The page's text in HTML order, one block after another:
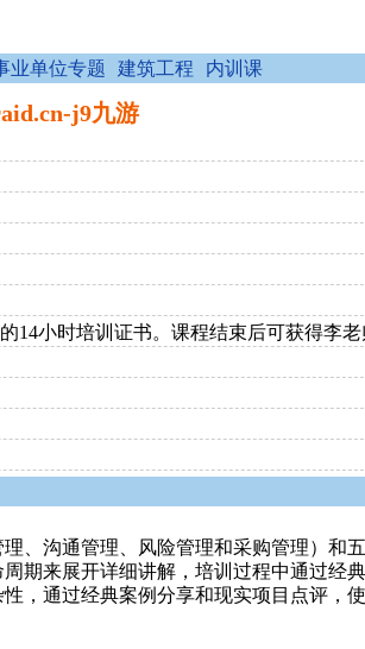
业单位专题 建筑工程 内训课
j9九游
14小时培训证书。课程结束后可获得李老
、沟通管理、风险管理和采购管理）和
期来展开详细讲解，培训过程中通过经
，通过经典案例分享和现实项目点评，